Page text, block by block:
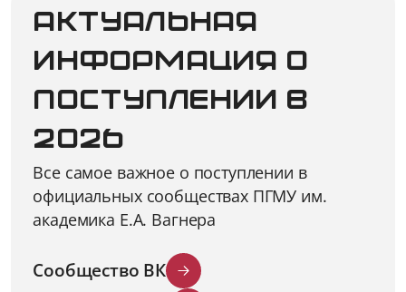
Актуальная
информация о
поступлении в
2026
Все самое важное о поступлении в
официальных сообществах ПГМУ им.
академика Е.А. Вагнера
Сообщество ВК